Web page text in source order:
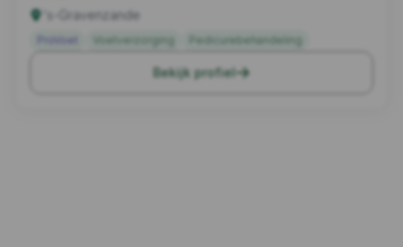
's-Gravenzande
ProVoet Voetverzorging Pedicurebehandeling
Bekijk profiel